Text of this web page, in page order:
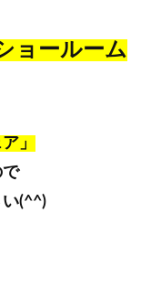
ョールーム
」
い(^^)